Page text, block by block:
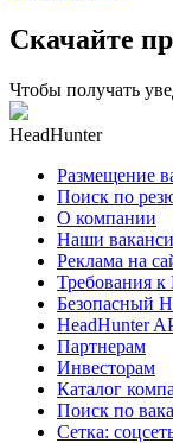
Скачайте
Чтобы получать
HeadHunter
Размещение
Поиск по
О компании
Наши
Реклама на
Требования
Безопасный
HeadHunter
Партнерам
Инвесторам
Каталог
Поиск по
Сетка: